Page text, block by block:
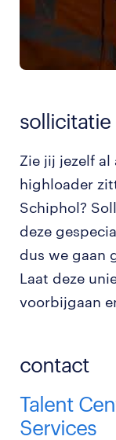
sollicitatie
Zie jij jezelf
highloader
Schiphol?
deze
dus we gaan
Laat deze
voorbijgaan
contact
Talent
Services